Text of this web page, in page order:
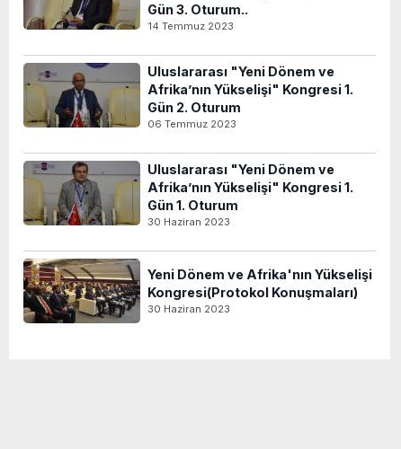
Gün 3. Oturum..
14 Temmuz 2023
Uluslararası "Yeni Dönem ve
Afrika’nın Yükselişi" Kongresi 1.
Gün 2. Oturum
06 Temmuz 2023
Uluslararası "Yeni Dönem ve
Afrika’nın Yükselişi" Kongresi 1.
Gün 1. Oturum
30 Haziran 2023
Yeni Dönem ve Afrika'nın Yükselişi
Kongresi(Protokol Konuşmaları)
30 Haziran 2023